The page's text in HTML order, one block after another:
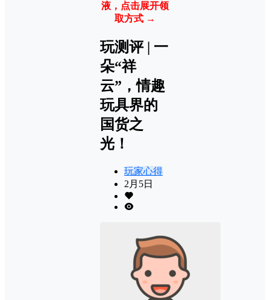
液，点击展开领
取方式 →
玩测评 | 一
朵“祥
云”，情趣
玩具界的
国货之
光！
玩家心得
2月5日